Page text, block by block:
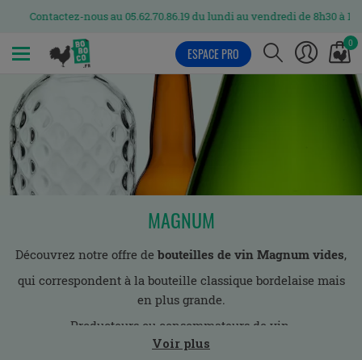
Contactez-nous au 05.62.70.86.19 du lundi au vendredi de 8h30 à 12h
0
ESPACE PRO
MAGNUM
Découvrez notre offre de bouteilles de vin Magnum vides,
qui correspondent à la bouteille classique bordelaise mais
en plus grande.
Producteurs ou consommateurs de vin,
nous vous proposons des bouteilles de vin de 150cl vides.
Voir plus